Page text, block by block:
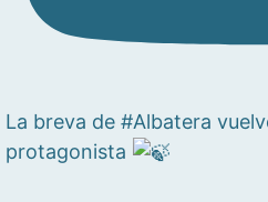
La breva de #Albatera
protagonista